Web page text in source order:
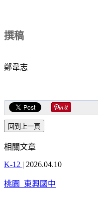
撰稿
鄭韋志
相關文章
K-12 | 2026.04.10
桃園_東興國中